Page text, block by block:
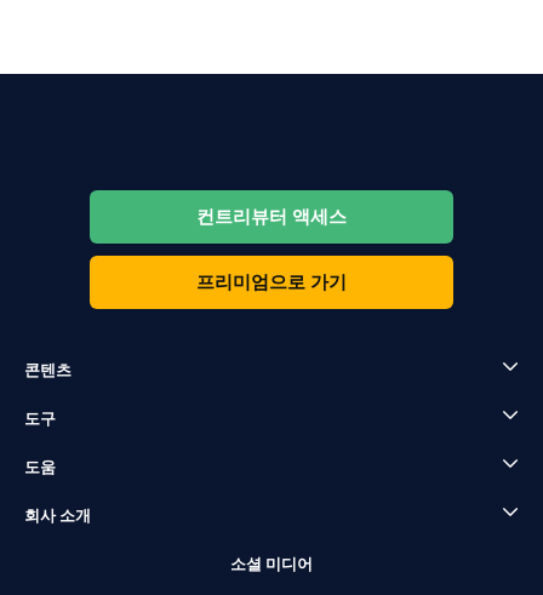
컨트리뷰터 액세스
프리미엄으로 가기
콘텐츠
도구
도움
회사 소개
소셜 미디어